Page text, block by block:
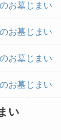
お墓じまい
お墓じまい
お墓じまい
お墓じまい
い